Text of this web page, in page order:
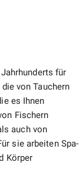
für
von Tauchern
es Ihnen
Fischern
auch von
sie arbeiten Spa-
Körper